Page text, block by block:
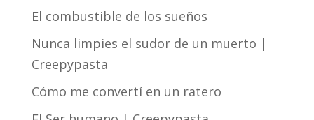
El combustible de los sueños
Nunca limpies el sudor de un muerto |
Creepypasta
Cómo me convertí en un ratero